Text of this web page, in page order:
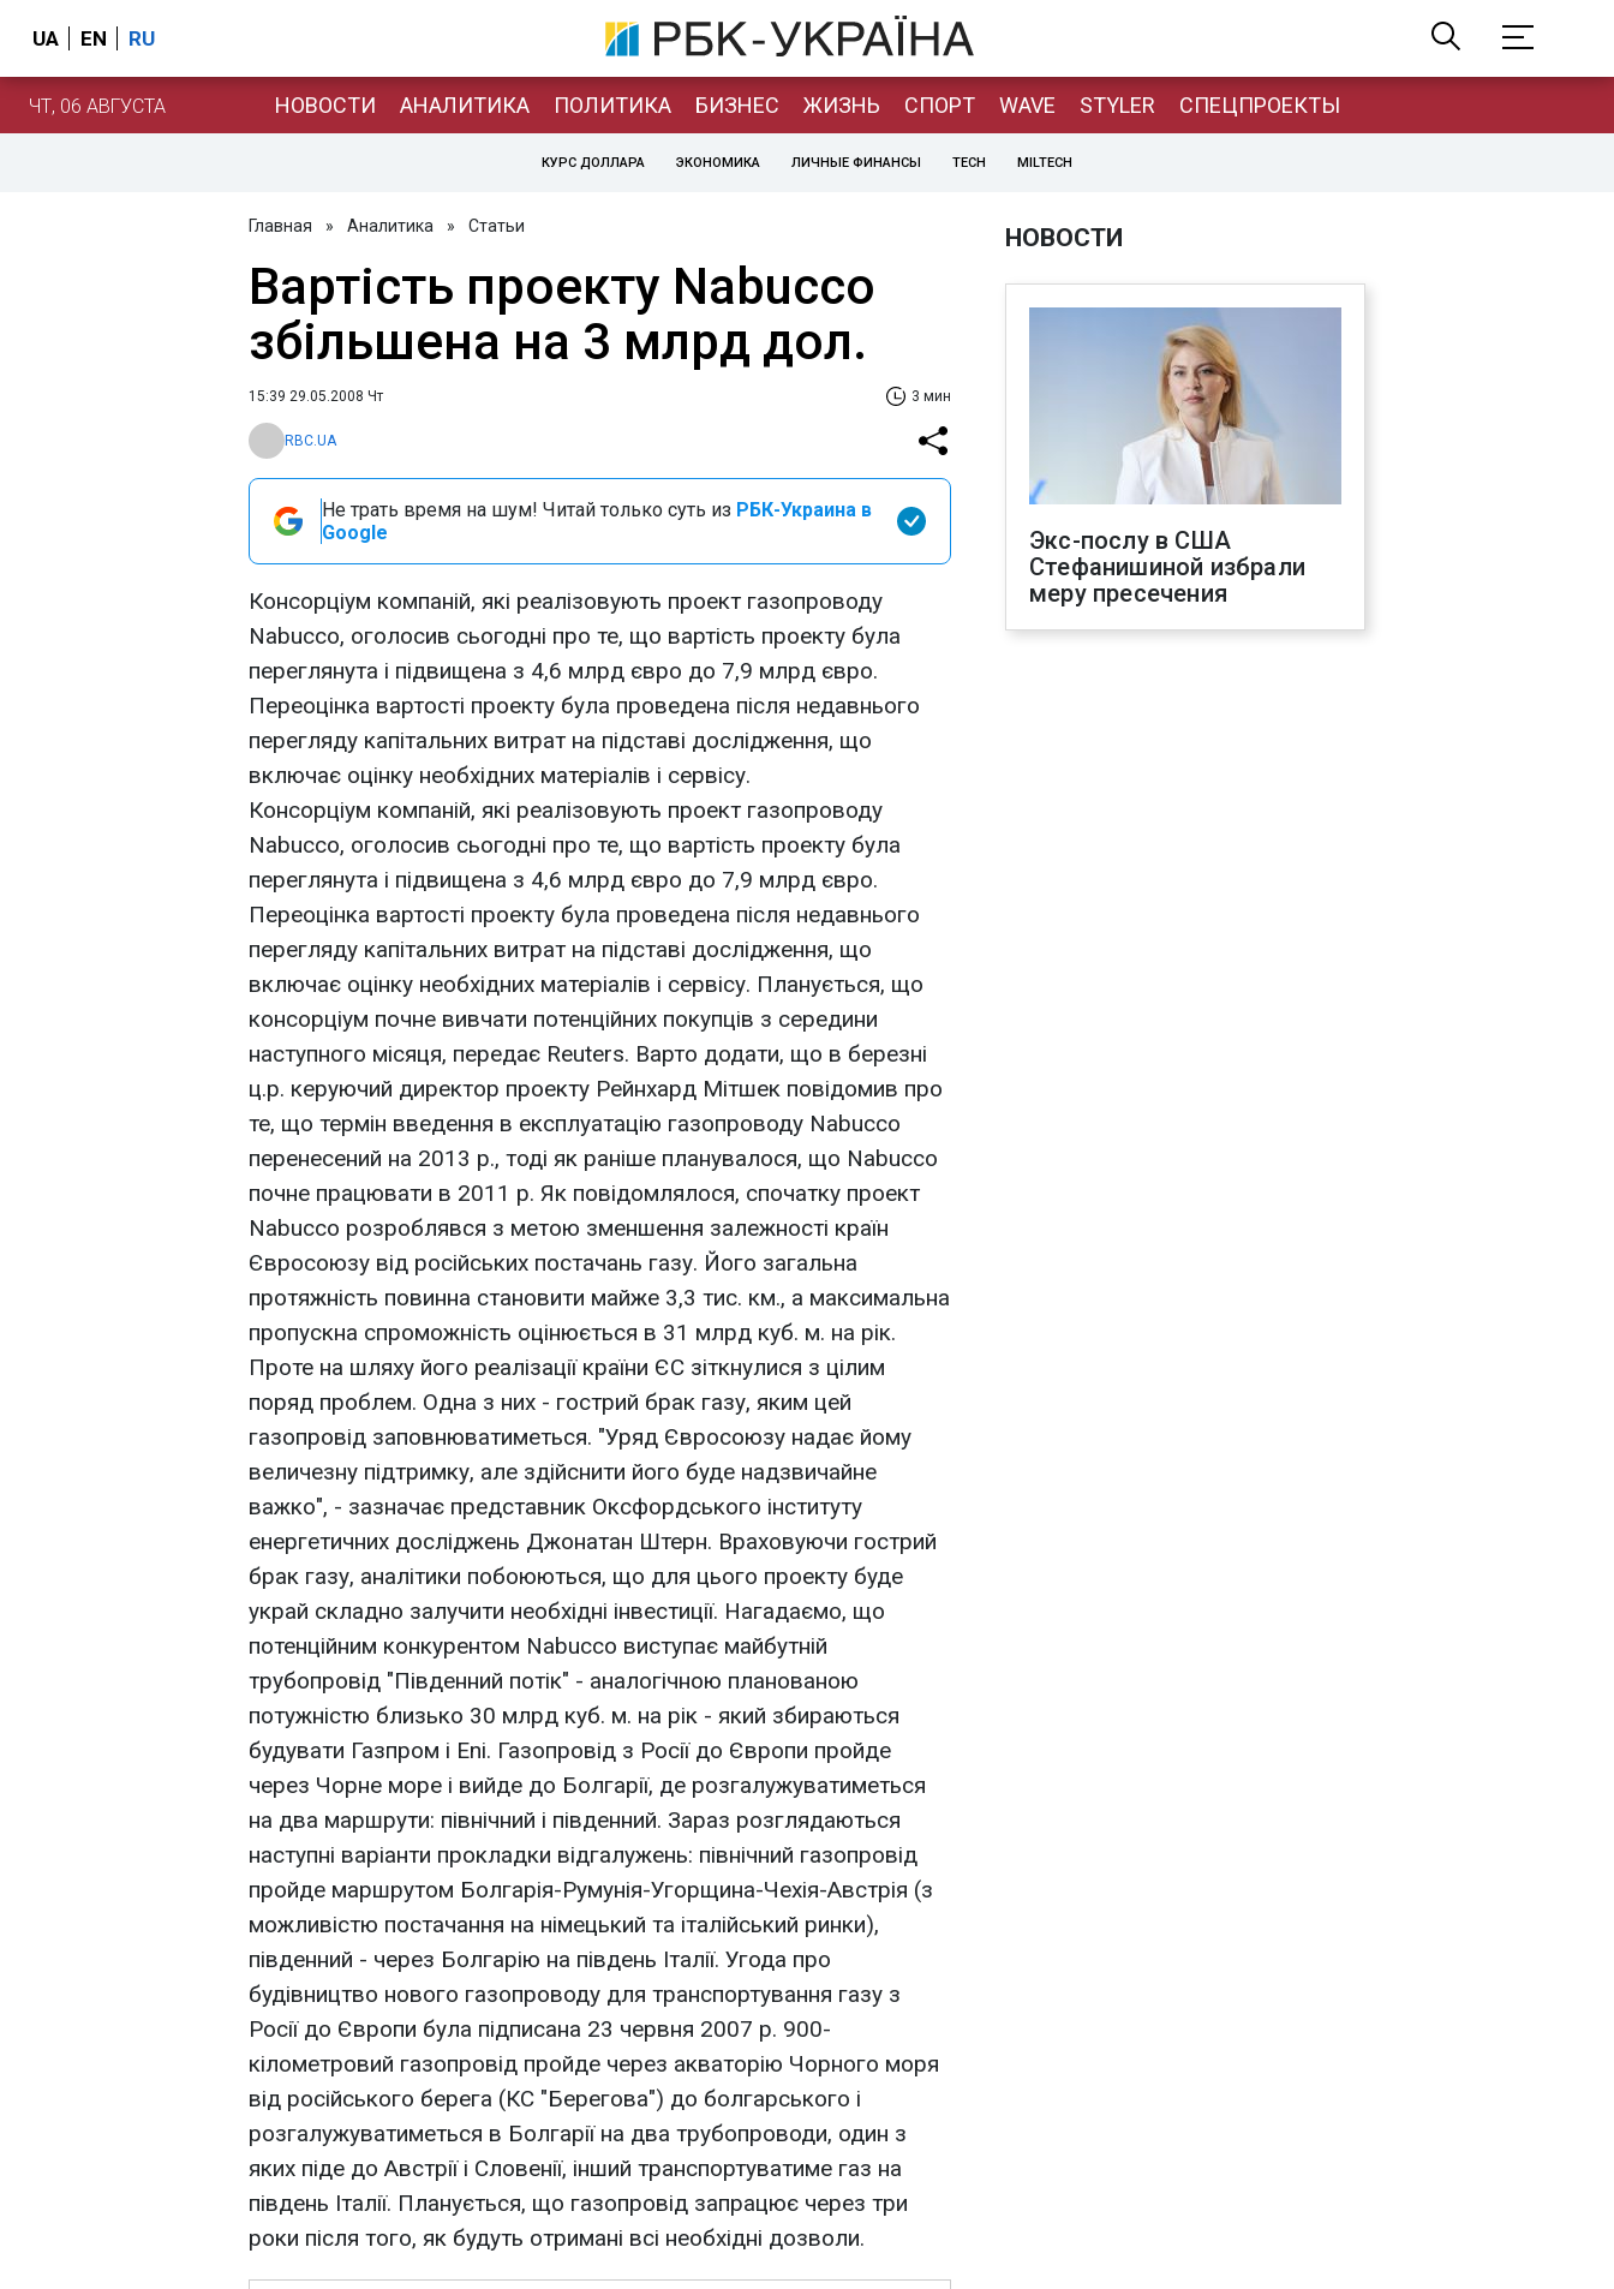
UA EN RU
ЧТ, 06 АВГУСТА НОВОСТИ АНАЛИТИКА ПОЛИТИКА БИЗНЕС ЖИЗНЬ СПОРТ WAVE STYLER СПЕЦПРОЕКТЫ
КУРС ДОЛЛАРА ЭКОНОМИКА ЛИЧНЫЕ ФИНАНСЫ TECH MILTECH
Главная » Аналитика » Статьи
Вартість проекту Nabucco
збільшена на 3 млрд дол.
15:39 29.05.2008 Чт 3 мин
RBC.UA
Не трать время на шум! Читай только суть из РБК-Украина в
Google
Консорціум компаній, які реалізовують проект газопроводу
Nabucco, оголосив сьогодні про те, що вартість проекту була
переглянута і підвищена з 4,6 млрд євро до 7,9 млрд євро.
Переоцінка вартості проекту була проведена після недавнього
перегляду капітальних витрат на підставі дослідження, що
включає оцінку необхідних матеріалів і сервісу.
Консорціум компаній, які реалізовують проект газопроводу
Nabucco, оголосив сьогодні про те, що вартість проекту була
переглянута і підвищена з 4,6 млрд євро до 7,9 млрд євро.
Переоцінка вартості проекту була проведена після недавнього
перегляду капітальних витрат на підставі дослідження, що
включає оцінку необхідних матеріалів і сервісу. Планується, що
консорціум почне вивчати потенційних покупців з середини
наступного місяця, передає Reuters. Варто додати, що в березні
ц.р. керуючий директор проекту Рейнхард Мітшек повідомив про
те, що термін введення в експлуатацію газопроводу Nabucco
перенесений на 2013 р., тоді як раніше планувалося, що Nabucco
почне працювати в 2011 р. Як повідомлялося, спочатку проект
Nabucco розроблявся з метою зменшення залежності країн
Євросоюзу від російських постачань газу. Його загальна
протяжність повинна становити майже 3,3 тис. км., а максимальна
пропускна спроможність оцінюється в 31 млрд куб. м. на рік.
Проте на шляху його реалізації країни ЄС зіткнулися з цілим
поряд проблем. Одна з них - гострий брак газу, яким цей
газопровід заповнюватиметься. "Уряд Євросоюзу надає йому
величезну підтримку, але здійснити його буде надзвичайне
важко", - зазначає представник Оксфордського інституту
енергетичних досліджень Джонатан Штерн. Враховуючи гострий
брак газу, аналітики побоюються, що для цього проекту буде
украй складно залучити необхідні інвестиції. Нагадаємо, що
потенційним конкурентом Nabucco виступає майбутній
трубопровід "Південний потік" - аналогічною планованою
потужністю близько 30 млрд куб. м. на рік - який збираються
будувати Газпром і Eni. Газопровід з Росії до Європи пройде
через Чорне море і вийде до Болгарії, де розгалужуватиметься
на два маршрути: північний і південний. Зараз розглядаються
наступні варіанти прокладки відгалужень: північний газопровід
пройде маршрутом Болгарія-Румунія-Угорщина-Чехія-Австрія (з
можливістю постачання на німецький та італійський ринки),
південний - через Болгарію на південь Італії. Угода про
будівництво нового газопроводу для транспортування газу з
Росії до Європи була підписана 23 червня 2007 р. 900-
кілометровий газопровід пройде через акваторію Чорного моря
від російського берега (КС "Берегова") до болгарського і
розгалужуватиметься в Болгарії на два трубопроводи, один з
яких піде до Австрії і Словенії, інший транспортуватиме газ на
південь Італії. Планується, що газопровід запрацює через три
роки після того, як будуть отримані всі необхідні дозволи.
НОВОСТИ
Экс-послу в США
Стефанишиной избрали
меру пресечения